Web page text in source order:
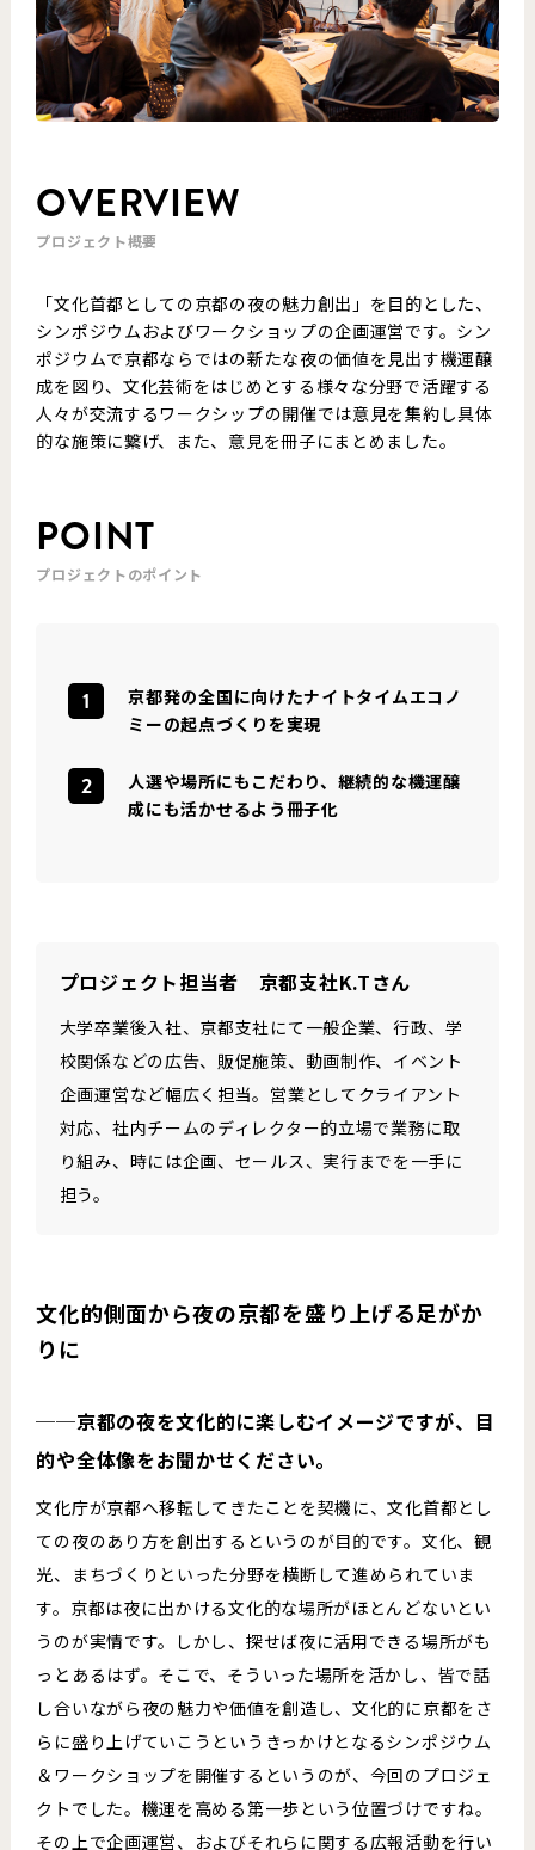
OVERVIEW
プロジェクト概要
「文化首都としての京都の夜の魅力創出」を目的とした、
シンポジウムおよびワークショップの企画運営です。シン
ポジウムで京都ならではの新たな夜の価値を見出す機運醸
成を図り、文化芸術をはじめとする様々な分野で活躍する
人々が交流するワークシップの開催では意見を集約し具体
的な施策に繋げ、また、意見を冊子にまとめました。
POINT
プロジェクトのポイント
京都発の全国に向けたナイトタイムエコノ
ミーの起点づくりを実現
人選や場所にもこだわり、継続的な機運醸
成にも活かせるよう冊子化
プロジェクト担当者 京都支社K.Tさん
大学卒業後入社、京都支社にて一般企業、行政、学
校関係などの広告、販促施策、動画制作、イベント
企画運営など幅広く担当。営業としてクライアント
対応、社内チームのディレクター的立場で業務に取
り組み、時には企画、セールス、実行までを一手に
担う。
文化的側面から夜の京都を盛り上げる足がか
りに
──京都の夜を文化的に楽しむイメージですが、目
的や全体像をお聞かせください。
文化庁が京都へ移転してきたことを契機に、文化首都とし
ての夜のあり方を創出するというのが目的です。文化、観
光、まちづくりといった分野を横断して進められていま
す。京都は夜に出かける文化的な場所がほとんどないとい
うのが実情です。しかし、探せば夜に活用できる場所がも
っとあるはず。そこで、そういった場所を活かし、皆で話
し合いながら夜の魅力や価値を創造し、文化的に京都をさ
らに盛り上げていこうというきっかけとなるシンポジウム
＆ワークショップを開催するというのが、今回のプロジェ
クトでした。機運を高める第一歩という位置づけですね。
その上で企画運営、およびそれらに関する広報活動を行い